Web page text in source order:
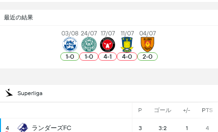
最近の結果
03/08
1-0
24/07
1-0
17/07
4-1
11/07
4-0
04/07
2-0
Superliga
P ゴール +/- PTS
4 ランダーズFC 3 3:2 1 4